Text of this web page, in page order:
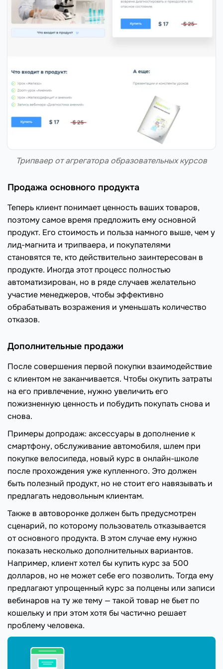
Трипваер от агрегатора образовательных курсов
Продажа основного продукта
Теперь клиент понимает ценность ваших товаров,
поэтому самое время предложить ему основной
продукт. Его стоимость и польза намного выше, чем у
лид-магнита и трипваера, и покупателями
становятся те, кто действительно заинтересован в
продукте. Иногда этот процесс полностью
автоматизирован, но в ряде случаев желательно
участие менеджеров, чтобы эффективно
обрабатывать возражения и уменьшать количество
отказов.
Дополнительные продажи
После совершения первой покупки взаимодействие
с клиентом не заканчивается. Чтобы окупить затраты
на его привлечение, нужно увеличить его
пожизненную ценность и побудить покупать снова и
снова.
Примеры допродаж: аксессуары в дополнение к
смартфону, обслуживание автомобиля, шлем при
покупке велосипеда, новый курс в онлайн-школе
после прохождения уже купленного. Это должен
быть полезный продукт, но не стоит его навязывать и
предлагать недовольным клиентам.
Также в автоворонке должен быть предусмотрен
сценарий, по которому пользователь отказывается
от основного продукта. В этом случае ему нужно
показать несколько дополнительных вариантов.
Например, клиент хотел бы купить курс за 500
долларов, но не может себе его позволить. Тогда ему
предлагают упрощенный курс за полцены или записи
вебинаров на ту же тему — такой товар не бьет по
кошельку и при этом хотя бы частично решает
проблему человека.